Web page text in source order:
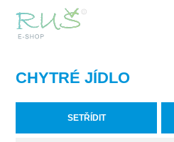
CHYTRÉ JÍDLO
SETŘÍDIT